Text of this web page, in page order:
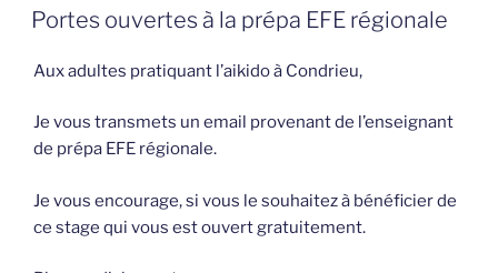
LE
Portes ouvertes à la prépa EFE régionale
Aux adultes pratiquant l’aikido à Condrieu,
Je vous transmets un email provenant de l’enseignant
de prépa EFE régionale.
Je vous encourage, si vous le souhaitez à bénéficier de
ce stage qui vous est ouvert gratuitement.